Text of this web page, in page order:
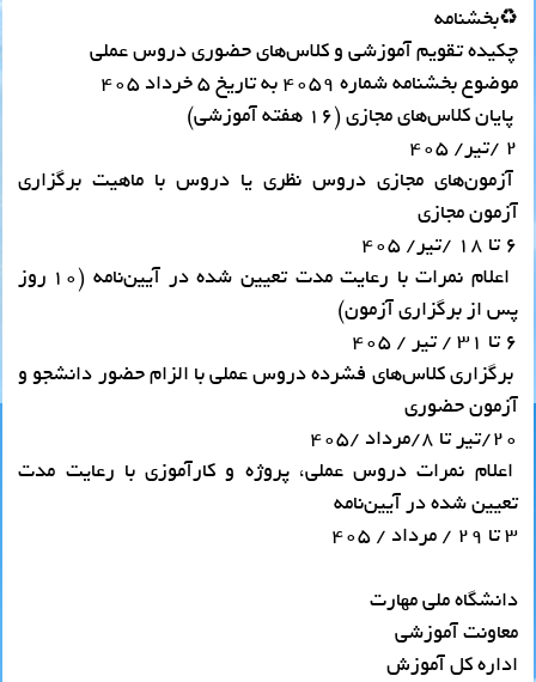
♻️بخشنامه
چکیده تقویم آموزشی و کلاس‌های حضوری دروس عملی
موضوع بخشنامه شماره ۴۰۵۹ به تاریخ ۵ خرداد ۴۰۵
پایان کلاس‌های مجازی (۱۶ هفته آموزشی)
۲ /تیر/ ۴۰۵
آزمون‌های مجازی دروس نظری یا دروس با ماهیت برگزاری
آزمون مجازی
۶ تا ۱۸ /تیر/ ۴۰۵
اعلام نمرات با رعایت مدت تعیین شده در آیین‌نامه (۱۰ روز
پس از برگزاری آزمون‌)
۶ تا ۳۱ / تیر / ۴۰۵
برگزاری کلاس‌های فشرده دروس عملی با الزام حضور دانشجو و
آزمون حضوری
۲۰/تیر تا ۸/مرداد /۴۰۵
اعلام نمرات دروس عملی، پروژه و کارآموزی با رعایت مدت
تعیین شده در آیین‌نامه
۳ تا ۲۹ / مرداد / ۴۰۵
دانشگاه ملی مهارت
معاونت آموزشی
اداره کل آموزش